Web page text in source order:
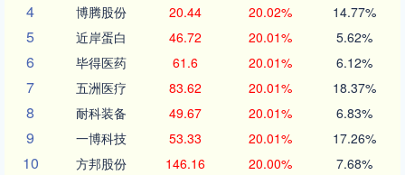
4 博腾股份 20.44 20.02% 14.77%
5 近岸蛋白 46.72 20.01% 5.62%
6 毕得医药 61.6 20.01% 6.12%
7 五洲医疗 83.62 20.01% 18.37%
8 耐科装备 49.67 20.01% 6.83%
9 一博科技 53.33 20.01% 17.26%
10 方邦股份 146.16 20.00% 7.68%